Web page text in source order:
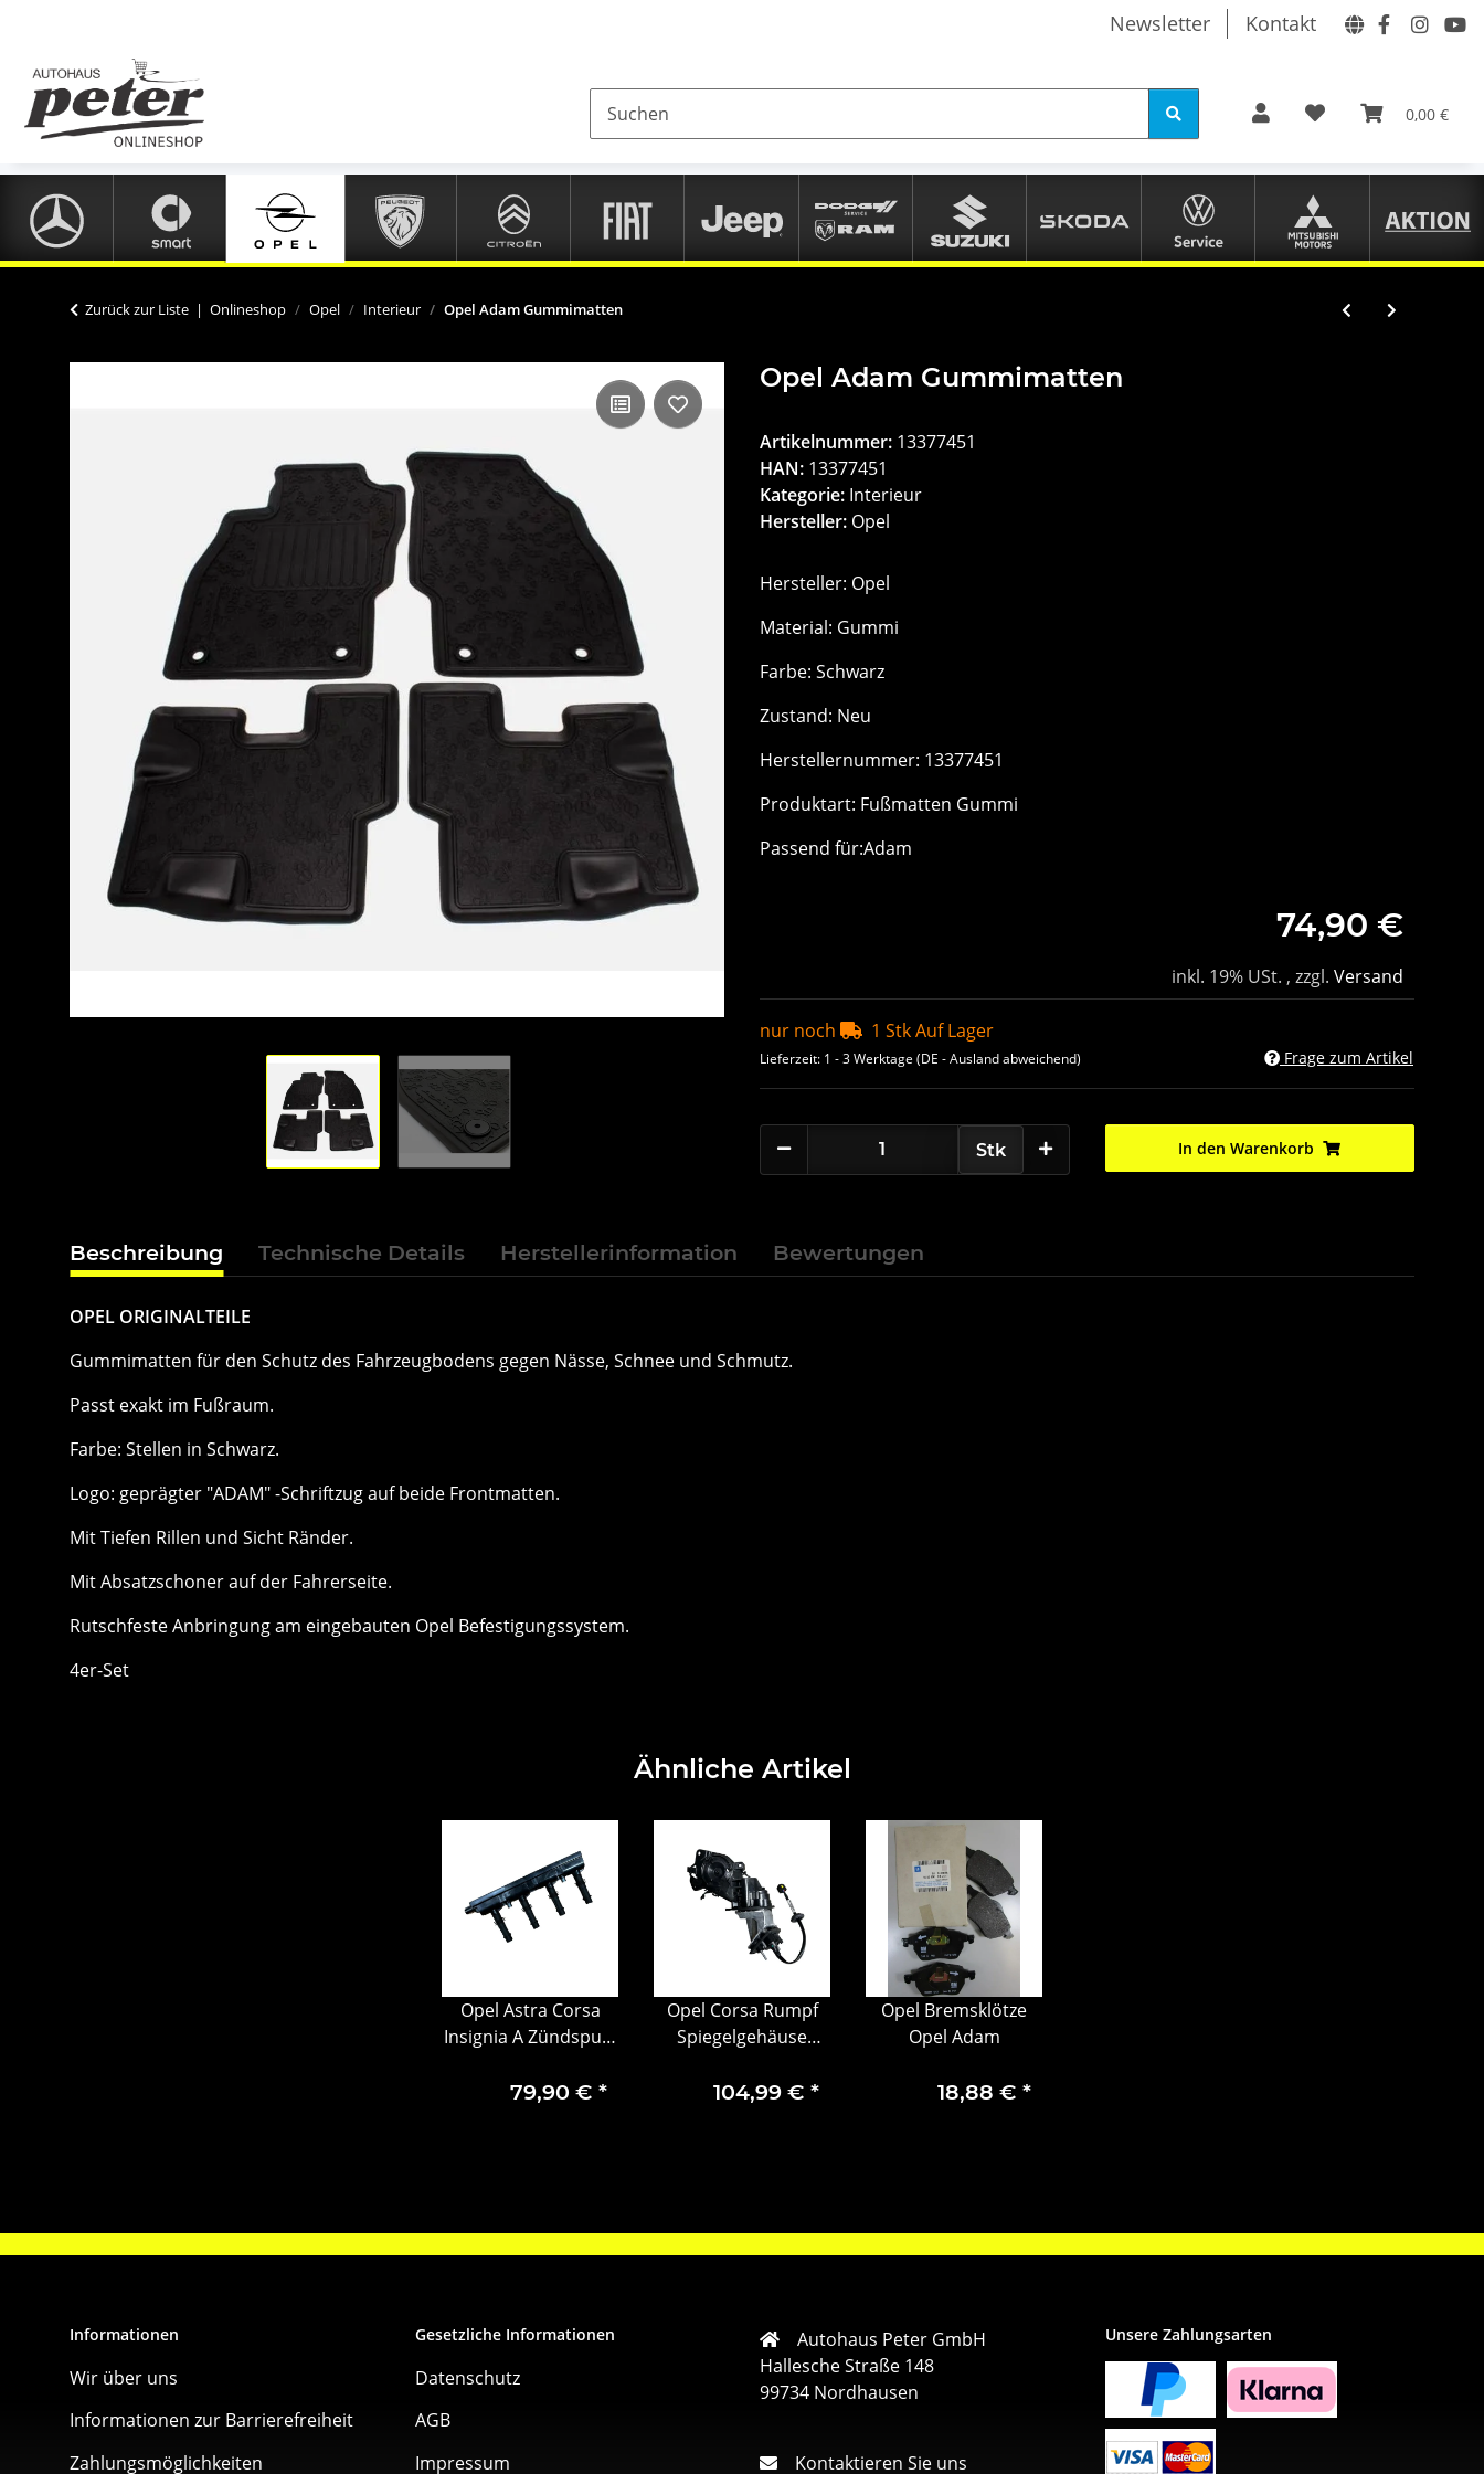
Newsletter Kontakt
0,00 €
Zurück zur Liste Onlineshop Opel Interieur Opel Adam Gummimatten
Opel Adam Gummimatten
Artikelnummer: 13377451
HAN: 13377451
Kategorie: Interieur
Hersteller: Opel
Hersteller: Opel
Material: Gummi
Farbe: Schwarz
Zustand: Neu
Herstellernummer: 13377451
Produktart: Fußmatten Gummi
Passend für:Adam
74,90 €
inkl. 19% USt. , zzgl. Versand
nur noch 1 Stk Auf Lager
Lieferzeit: 1 - 3 Werktage (DE - Ausland abweichend) Frage zum Artikel
Stk In den Warenkorb
Beschreibung Technische Details Herstellerinformation Bewertungen
OPEL ORIGINALTEILE
Gummimatten für den Schutz des Fahrzeugbodens gegen Nässe, Schnee und Schmutz.
Passt exakt im Fußraum.
Farbe: Stellen in Schwarz.
Logo: geprägter "ADAM" -Schriftzug auf beide Frontmatten.
Mit Tiefen Rillen und Sicht Ränder.
Mit Absatzschoner auf der Fahrerseite.
Rutschfeste Anbringung am eingebauten Opel Befestigungssystem.
4er-Set
Ähnliche Artikel
Opel Astra Corsa
Insignia A Zündspule
79,90 € *
Opel Corsa Rumpf
Spiegelgehäuse
39029663
104,99 € *
Opel Bremsklötze
Opel Adam
18,88 € *
Informationen
Wir über uns
Informationen zur Barrierefreiheit
Zahlungsmöglichkeiten
Gesetzliche Informationen
Datenschutz
AGB
Impressum
Autohaus Peter GmbH
Hallesche Straße 148
99734 Nordhausen
Kontaktieren Sie uns
Unsere Zahlungsarten